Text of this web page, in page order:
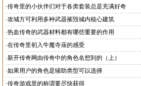
·传奇里的小伙伴们对于各类套装总是充满好奇
·攻城方可利用多种武器摧毁城内核心建筑
·热血传奇的武器材料都有哪些重要的作用
·在传奇里初入牛魔寺庙的感受
·新开传奇网由传奇中的角色名想到的（上）
·如果用户的角色是辅助类型可以选择
·传奇游戏里的称谓要尽快获得